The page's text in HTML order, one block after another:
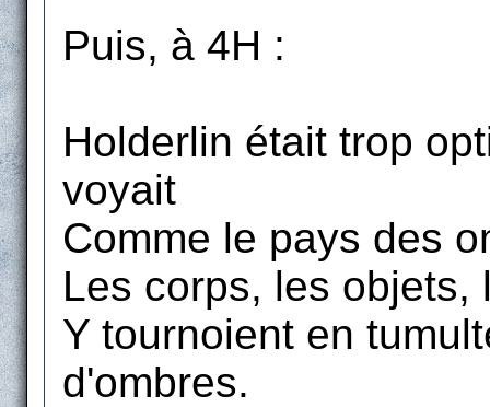
Puis, à 4H :
Holderlin était trop
voyait
Comme le pays des
Les corps, les
Y tournoient en
d'ombres.